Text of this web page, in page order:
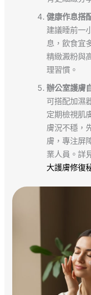
健康作息搭
建議睡前一
息，飲食宜
精緻澱粉與
理習慣。
辦公室護膚
可搭配加濕
定期檢視肌
膚況不穩，
膚，專注屏
業人員。詳
大護膚修復